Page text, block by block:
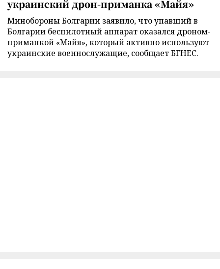
украинский дрон-приманка «Майя»
Минобороны Болгарии заявило, что упавший в
Болгарии беспилотный аппарат оказался дроном-
приманкой «Майя», который активно используют
украинские военнослужащие, сообщает БГНЕС.